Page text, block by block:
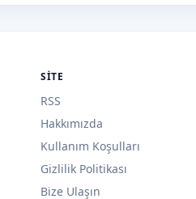
SITE
RSS
Hakkımızda
Kullanım Koşulları
Gizlilik Politikası
Bize Ulaşın